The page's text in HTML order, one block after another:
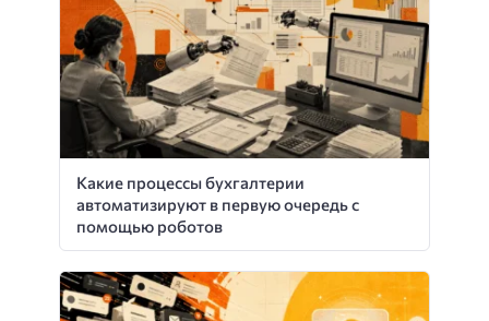
Какие процессы бухгалтерии
автоматизируют в первую очередь с
помощью роботов